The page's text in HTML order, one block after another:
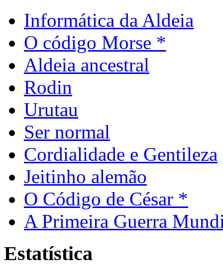
Informática da Aldeia
O código Morse *
Aldeia ancestral
Rodin
Urutau
Ser normal
Cordialidade e Gentileza
Jeitinho alemão
O Código de César *
A Primeira Guerra
Estatística